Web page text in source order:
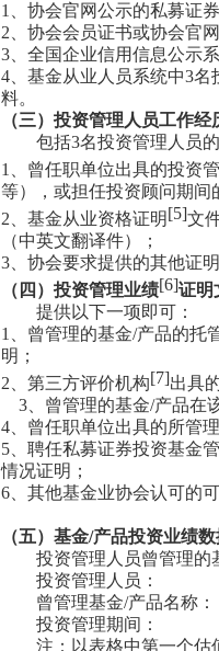
1、协会官网公示的私募证
2、协会会员证书或协会官
3、全国企业信用信息公示
4、基金从业人员系统中3
料。
（三）投资管理人员工作经
包括3名投资管理人员
1、曾任职单位出具的投资
等），或担任投资顾问期间
2、基金从业资格证明[5]文
（中英文翻译件）；
3、协会要求提供的其他证
（四）投资管理业绩[6]证明
提供以下一项即可：
1、曾管理的基金/产品的托
明；
2、第三方评价机构[7]出具
3、曾管理的基金/产品在
4、曾任职单位出具的所管
5、聘任私募证券投资基金
情况证明；
6、其他基金业协会认可的
（五）基金/产品投资业绩数
投资管理人员曾管理的
投资管理人员：
曾管理基金/产品名称：
投资管理期间：
注：以表格中第一个估值